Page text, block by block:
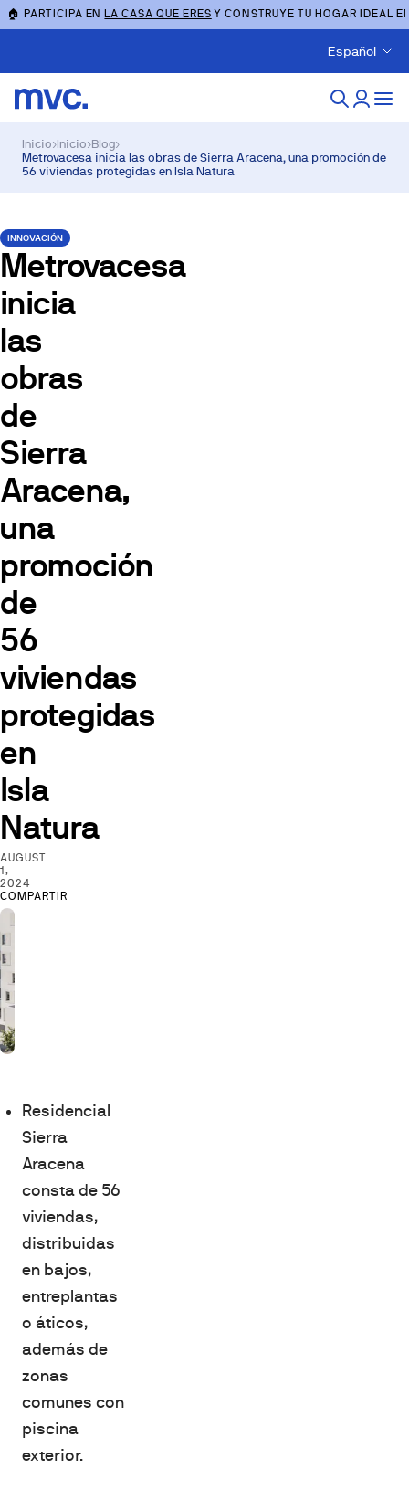
🏠 PARTICIPA ENLA CASA QUE ERES Y CONSTRUYE TU HOGAR IDEAL
Español
Inicio›Inicio›Blog›
Metrovacesa inicia las obras de Sierra Aracena, una promoción de
56 viviendas protegidas en Isla Natura
INNOVACIÓN
Metrovacesa
inicia
las
obras
de
Sierra
Aracena,
una
promoción
de
56
viviendas
protegidas
en
Isla
Natura
AUGUST
1,
2024
COMPARTIR
Residencial
Sierra
Aracena
consta de 56
viviendas,
distribuidas
en bajos,
entreplantas
o áticos,
además de
zonas
comunes con
piscina
exterior.